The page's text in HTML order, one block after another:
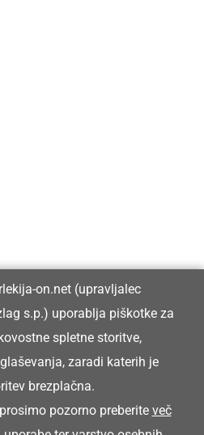
on.net (upravljalec
s.p.) uporablja piškotke za
spletne storitve,
zaradi katerih je
brezplačna.
pozorno preberite več